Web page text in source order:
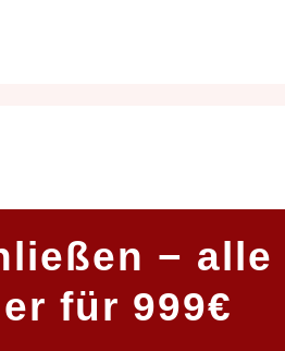
− alle
für 999€